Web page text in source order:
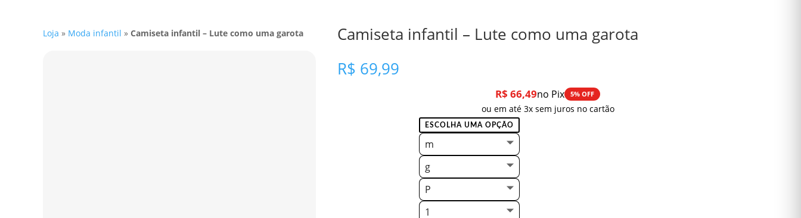
Loja » Moda infantil » Camiseta infantil – Lute como uma garota
Camiseta infantil – Lute como uma garota
R$ 69,99
R$ 66,49no Pix 5% OFF
ou em até 3x sem juros no cartão
m
g
P
1